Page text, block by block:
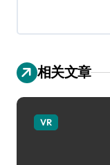
相关文章
VR